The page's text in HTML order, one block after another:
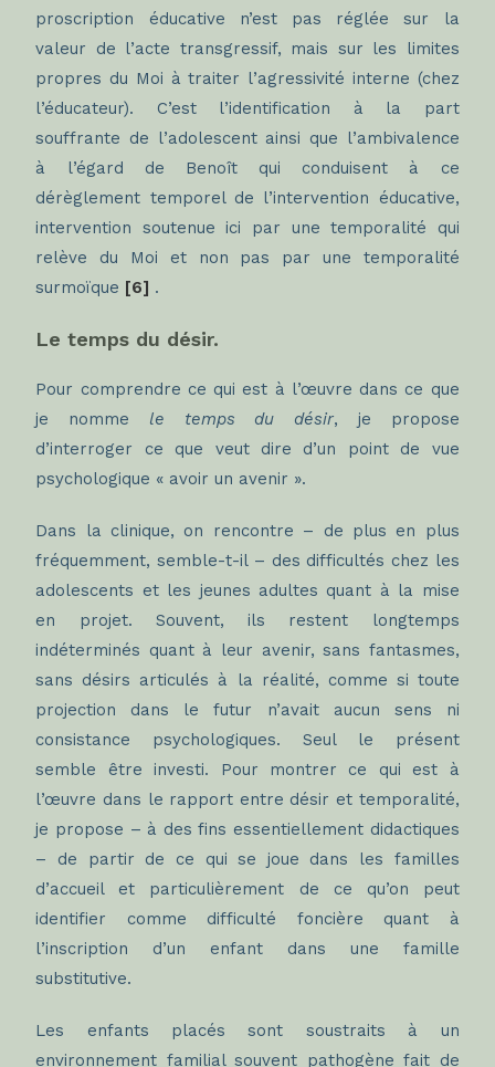
proscription éducative n’est pas réglée sur la
valeur de l’acte transgressif, mais sur les limites
propres du Moi à traiter l’agressivité interne (chez
l’éducateur). C’est l’identification à la part
souffrante de l’adolescent ainsi que l’ambivalence
à l’égard de Benoît qui conduisent à ce
dérèglement temporel de l’intervention éducative,
intervention soutenue ici par une temporalité qui
relève du Moi et non pas par une temporalité
surmoïque [6] .
Le temps du désir.
Pour comprendre ce qui est à l’œuvre dans ce que
je nomme le temps du désir, je propose
d’interroger ce que veut dire d’un point de vue
psychologique « avoir un avenir ».
Dans la clinique, on rencontre – de plus en plus
fréquemment, semble-t-il – des difficultés chez les
adolescents et les jeunes adultes quant à la mise
en projet. Souvent, ils restent longtemps
indéterminés quant à leur avenir, sans fantasmes,
sans désirs articulés à la réalité, comme si toute
projection dans le futur n’avait aucun sens ni
consistance psychologiques. Seul le présent
semble être investi. Pour montrer ce qui est à
l’œuvre dans le rapport entre désir et temporalité,
je propose – à des fins essentiellement didactiques
– de partir de ce qui se joue dans les familles
d’accueil et particulièrement de ce qu’on peut
identifier comme difficulté foncière quant à
l’inscription d’un enfant dans une famille
substitutive.
Les enfants placés sont soustraits à un
environnement familial souvent pathogène fait de